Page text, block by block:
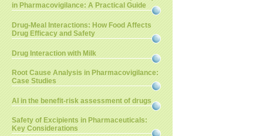
in Pharmacovigilance: A Practical Guide
Drug-Meal Interactions: How Food Affects
Drug Efficacy and Safety
Drug Interaction with Milk
Root Cause Analysis in Pharmacovigilance:
Case Studies
AI in the benefit-risk assessment of drugs
Safety of Excipients in Pharmaceuticals:
Key Considerations